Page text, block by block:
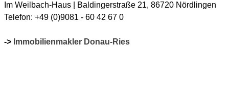
Im Weilbach-Haus | Baldingerstraße 21, 86720 Nördlingen
Telefon: +49 (0)9081 - 60 42 67 0
-> Immobilienmakler Donau-Ries